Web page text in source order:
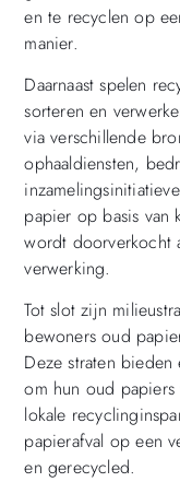
en te recyclen op
manier.
Daarnaast spelen
sorteren en
via verschillende
ophaaldiensten,
papier op basis van
wordt doorverkocht
verwerking.
Tot slot zijn
bewoners oud
Deze straten
om hun oud
lokale
papierafval op een
en gerecycled.